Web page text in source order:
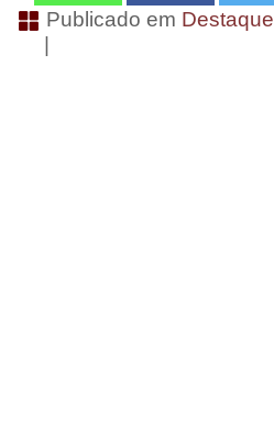
Publicado em
|